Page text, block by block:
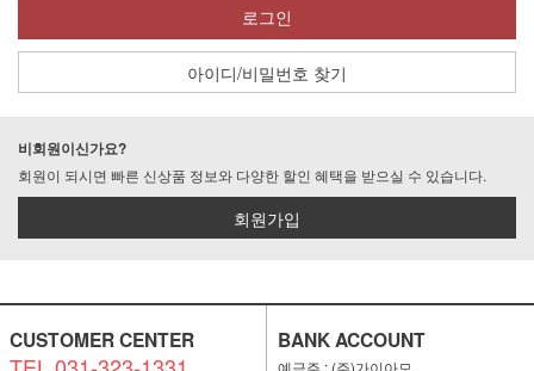
로그인
아이디/비밀번호 찾기
비회원이신가요?
회원이 되시면 빠른 신상품 정보와 다양한 할인 혜택을 받으실 수 있습니다.
회원가입
CUSTOMER CENTER BANK ACCOUNT